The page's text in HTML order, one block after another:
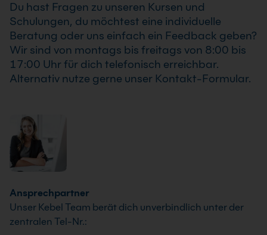
Du hast Fragen zu unseren Kursen und
Schulungen, du möchtest eine individuelle
Beratung oder uns einfach ein Feedback geben?
Wir sind von montags bis freitags von 8:00 bis
17:00 Uhr für dich telefonisch erreichbar.
Alternativ nutze gerne unser Kontakt-Formular.
Ansprechpartner
Unser Kebel Team berät dich unverbindlich unter der
zentralen Tel-Nr.: